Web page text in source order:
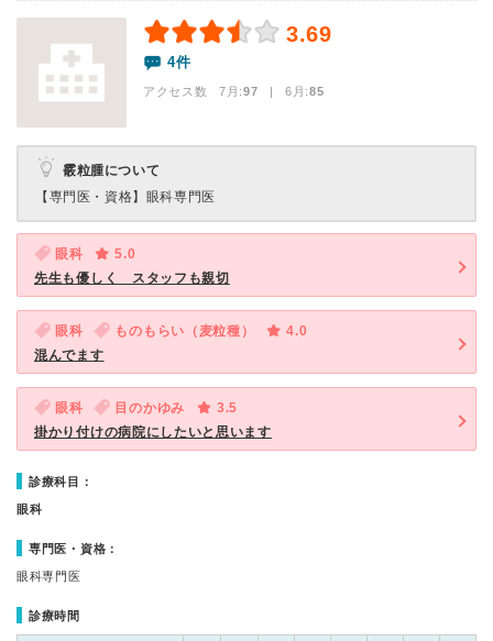
3.69
4件
アクセス数 7月:97 | 6月:85
霰粒腫について
【専門医・資格】 眼科専門医
眼科
5.0
先生も優しく スタッフも親切
眼科 ものもらい（麦粒種）
4.0
混んでます
眼科 目のかゆみ
3.5
掛かり付けの病院にしたいと思います
診療科目：
眼科
専門医・資格：
眼科専門医
診療時間